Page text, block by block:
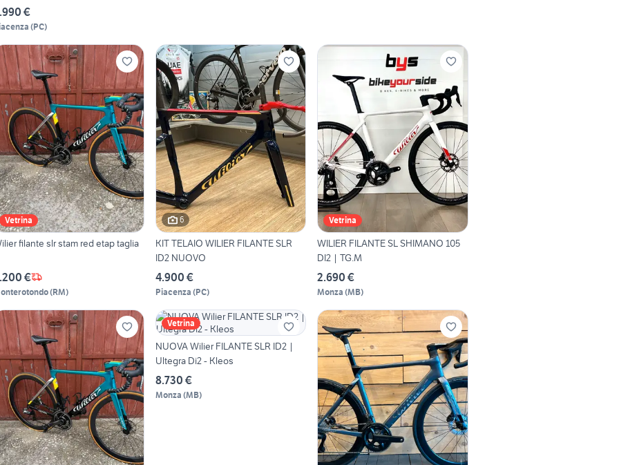
€
(PC)
Vetrina
filante slr stam red etap taglia
€
(RM)
6
KIT TELAIO WILIER FILANTE SLR
ID2 NUOVO
4.900 €
Piacenza (PC)
Vetrina
WILIER FILANTE SL SHIMANO 105
DI2 | TG.M
2.690 €
Monza (MB)
Vetrina
NUOVA Wilier FILANTE SLR ID2 |
Ultegra Di2 - Kleos
8.730 €
Monza (MB)